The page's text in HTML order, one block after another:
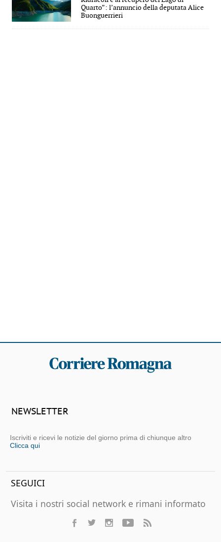
Quarto”: l’annuncio della deputata Alice
Buonguerrieri
NEWSLETTER
Iscriviti e ricevi le notizie del giorno prima di chiunque altro
Clicca qui
SEGUICI
Visita i nostri social network e rimani informato